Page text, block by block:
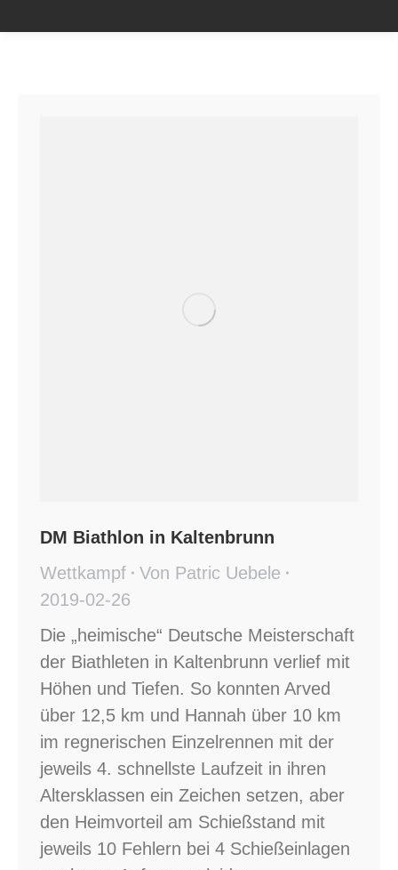
DM Biathlon in Kaltenbrunn
Wettkampf
Von Patric Uebele
2019-02-26
Die „heimische“ Deutsche Meisterschaft
der Biathleten in Kaltenbrunn verlief mit
Höhen und Tiefen. So konnten Arved
über 12,5 km und Hannah über 10 km
im regnerischen Einzelrennen mit der
jeweils 4. schnellste Laufzeit in ihren
Altersklassen ein Zeichen setzen, aber
den Heimvorteil am Schießstand mit
jeweils 10 Fehlern bei 4 Schießeinlagen